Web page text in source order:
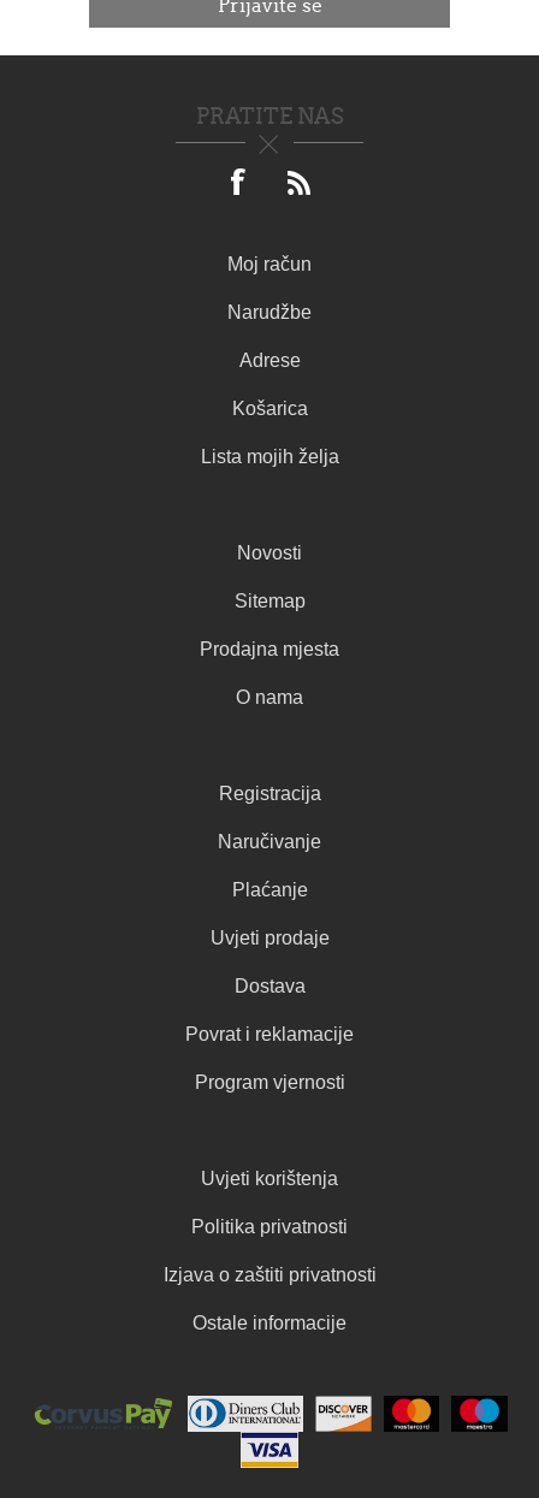
PRATITE NAS
Moj račun
Narudžbe
Adrese
Košarica
Lista mojih želja
Novosti
Sitemap
Prodajna mjesta
O nama
Registracija
Naručivanje
Plaćanje
Uvjeti prodaje
Dostava
Povrat i reklamacije
Program vjernosti
Uvjeti korištenja
Politika privatnosti
Izjava o zaštiti privatnosti
Ostale informacije